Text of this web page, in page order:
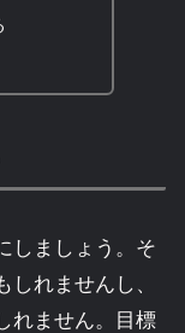
しましょう。そ
れませんし、
れません。目標